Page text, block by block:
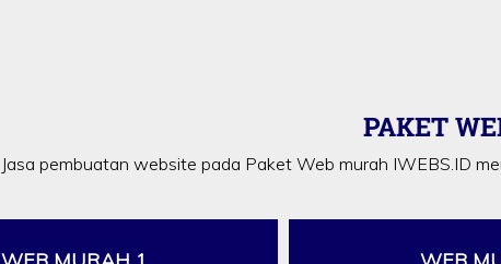
PAKET
Jasa pembuatan website pada Paket Web murah IWEBS.ID